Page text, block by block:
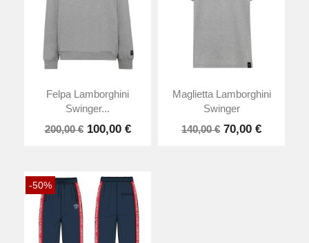
Felpa Lamborghini
Swinger...
200,00 € 100,00 €
Maglietta Lamborghini
Swinger
140,00 € 70,00 €
-50%